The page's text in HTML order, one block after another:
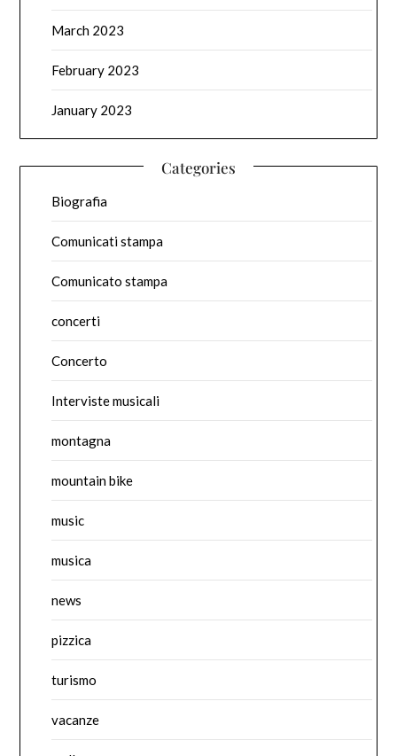
March 2023
February 2023
January 2023
Categories
Biografia
Comunicati stampa
Comunicato stampa
concerti
Concerto
Interviste musicali
montagna
mountain bike
music
musica
news
pizzica
turismo
vacanze